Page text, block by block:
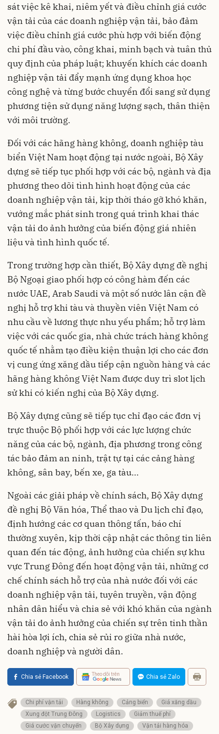
sát việc kê khai, niêm yết và điều chỉnh giá cước
vận tải của các doanh nghiệp vận tải, bảo đảm
việc điều chỉnh giá cước phù hợp với biến động
chi phí đầu vào, công khai, minh bạch và tuân thủ
quy định của pháp luật; khuyến khích các doanh
nghiệp vận tải đẩy mạnh ứng dụng khoa học
công nghệ và từng bước chuyển đổi sang sử dụng
phương tiện sử dụng năng lượng sạch, thân thiện
với môi trường.
Đối với các hãng hàng không, doanh nghiệp tàu
biển Việt Nam hoạt động tại nước ngoài, Bộ Xây
dựng sẽ tiếp tục phối hợp với các bộ, ngành và địa
phương theo dõi tình hình hoạt động của các
doanh nghiệp vận tải, kịp thời tháo gỡ khó khăn,
vướng mắc phát sinh trong quá trình khai thác
vận tải do ảnh hưởng của biến động giá nhiên
liệu và tình hình quốc tế.
Trong trường hợp cần thiết, Bộ Xây dựng đề nghị
Bộ Ngoại giao phối hợp có công hàm đến các
nước UAE, Arab Saudi và một số nước lân cận đề
nghị hỗ trợ khi tàu và thuyền viên Việt Nam có
nhu cầu về lương thực nhu yếu phẩm; hỗ trợ làm
việc với các quốc gia, nhà chức trách hàng không
quốc tế nhằm tạo điều kiện thuận lợi cho các đơn
vị cung ứng xăng dầu tiếp cận nguồn hàng và các
hãng hàng không Việt Nam được duy trì slot lịch
sử khi có kiến nghị của Bộ Xây dựng.
Bộ Xây dựng cũng sẽ tiếp tục chỉ đạo các đơn vị
trực thuộc Bộ phối hợp với các lực lượng chức
năng của các bộ, ngành, địa phương trong công
tác bảo đảm an ninh, trật tự tại các cảng hàng
không, sân bay, bến xe, ga tàu...
Ngoài các giải pháp về chính sách, Bộ Xây dựng
đề nghị Bộ Văn hóa, Thể thao và Du lịch chỉ đạo,
định hướng các cơ quan thông tấn, báo chí
thường xuyên, kịp thời cập nhật các thông tin liên
quan đến tác động, ảnh hưởng của chiến sự khu
vực Trung Đông đến hoạt động vận tải, những cơ
chế chính sách hỗ trợ của nhà nước đối với các
doanh nghiệp vận tải, tuyên truyền, vận động
nhân dân hiểu và chia sẻ với khó khăn của ngành
vận tải do ảnh hưởng của chiến sự trên tinh thần
hài hòa lợi ích, chia sẻ rủi ro giữa nhà nước,
doanh nghiệp và người dân.
Chia sẻ Facebook Theo dõi trên Chia sẻ Zalo
Chi phí vận tải Hàng không Cảng biển
Giá xăng dầu
Xung đột Trung Đông
Logistics
Giảm thuế phí
Giá cước vận chuyển
Bộ Xây dựng Vận tải hàng hóa